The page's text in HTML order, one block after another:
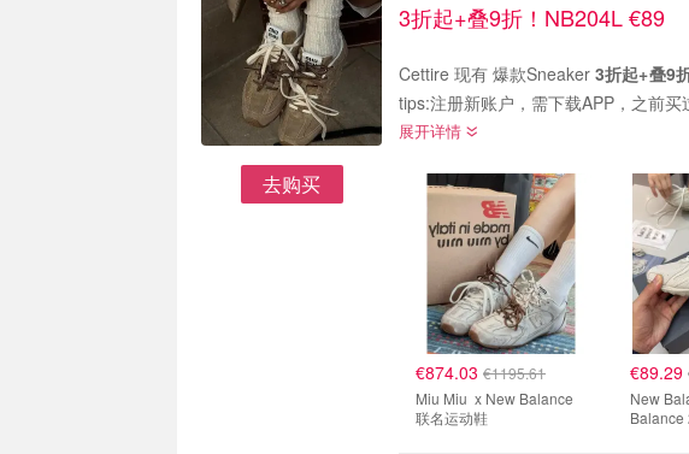
去购买
3折起+叠9折！NB204L €89
Cettire 现有 爆款Sneaker 3折起+叠9
tips:注‮新册‬账户，需下载APP，
展开详情
€874.03 €1195.61
Miu Miu x New Balance
联名运动鞋
€89.29
New
Balance